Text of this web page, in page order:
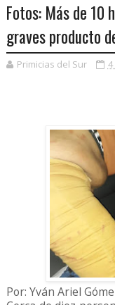
Fotos: Más de 10
graves producto
Primicias del Sur
Por: Yván Ariel